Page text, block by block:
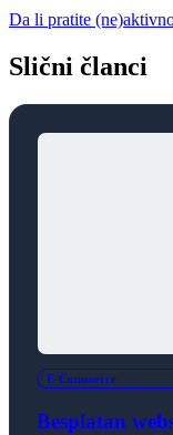
Da li pratite
Slični članci
E-Commerce
Besplatan